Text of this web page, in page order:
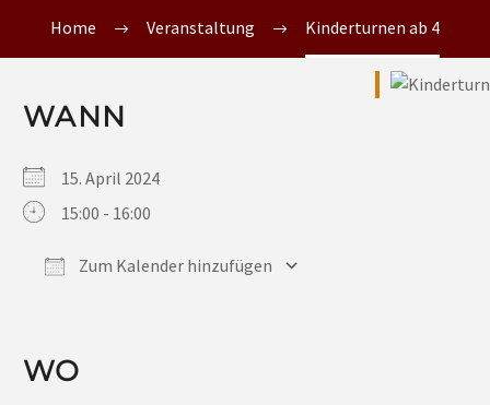
Home Veranstaltung Kinderturnen ab 4
WANN
15. April 2024
15:00 - 16:00
Zum Kalender hinzufügen
WO